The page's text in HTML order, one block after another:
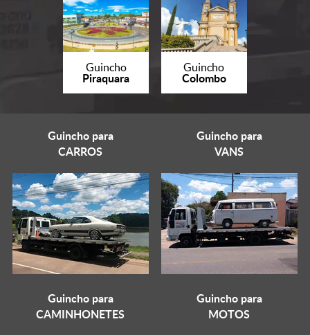
Guincho
Piraquara
Guincho
Colombo
Guincho para
CARROS
Guincho para
VANS
Guincho para
CAMINHONETES
Guincho para
MOTOS